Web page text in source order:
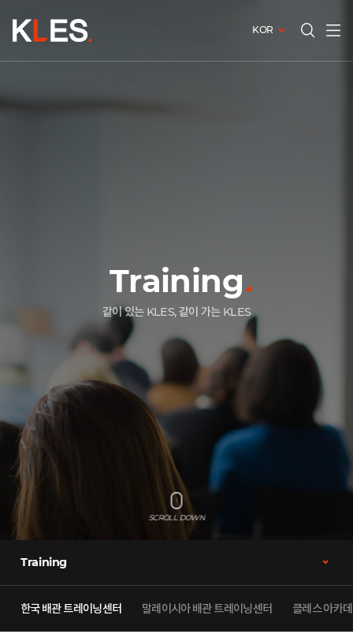
KOR
열기
Training
오늘이 행복한 기업, 내일이 기대되는 KLES
보이지 않는 가치를 위해 일하는 사람들
같이 있는 KLES, 같이 가는 KLES
오늘이 행복한 기업, 내일이 기대되는 KLES
보이지 않는 가치를 위해 일하는 사람들
SCROLL DOWN
Training
한국 배관 트레이닝센터 말레이시아 배관 트레이닝센터 클레스 아카